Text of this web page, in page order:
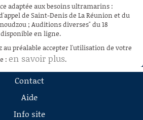
adaptée aux besoins ultramarins :
de Saint-Denis de La Réunion et du
; Auditions diverses" du 18
en ligne.
au préalable accepter l'utilisation de votre
: en savoir plus.
Contact
Aide
Info site